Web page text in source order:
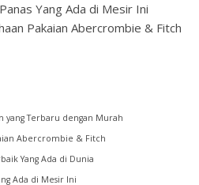
Yang Ada di Mesir Ini
Pakaian Abercrombie & Fitch
yang Terbaru dengan Murah
Abercrombie & Fitch
Yang Ada di Dunia
Ada di Mesir Ini